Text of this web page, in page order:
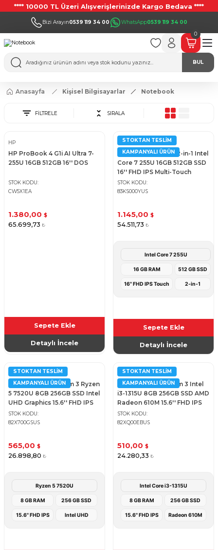
**** 10000 TL Üzeri Alışverişlerinizde Kargo Bedava ****
Bizi Arayın0539 119 34 00 WhatsApp0539 119 34 00
BUL
0
Anasayfa Kişisel Bilgisayarlar Notebook
FİLTRELE SIRALA
HP
HP ProBook 4 G1i AI Ultra 7-
255U 16GB 512GB 16'' DOS
STOK KODU
CW5X1EA
1.380,00 $
65.699,73 ₺
Sepete Ekle
Detaylı İncele
STOKTAN TESLIM
KAMPANYALI ÜRÜN
LENOVO
Lenovo IdeaPad 5i 2-in-1 Intel
Core 7 255U 16GB 512GB SSD
16'' FHD IPS Multi-Touch
Notebook
STOK KODU
83KS000YUS
1.145,00 $
54.511,73 ₺
Intel Core 7 255U
16 GB RAM 512 GB SSD
16" FHD IPS Touch 2-in-1
Sepete Ekle
Detaylı İncele
STOKTAN TESLIM
KAMPANYALI ÜRÜN
LENOVO
Lenovo IdeaPad Slim 3 Ryzen
5 7520U 8GB 256GB SSD Intel
UHD Graphics 15.6'' FHD IPS
Notebook
STOK KODU
82X700GSUS
565,00 $
26.898,80 ₺
Ryzen 5 7520U
8 GB RAM 256 GB SSD
15.6" FHD IPS Intel UHD
STOKTAN TESLIM
KAMPANYALI ÜRÜN
LENOVO
Lenovo IdeaPad Slim 3 Intel
i3-1315U 8GB 256GB SSD AMD
Radeon 610M 15.6'' FHD IPS
Notebook
STOK KODU
82XQ00EBUS
510,00 $
24.280,33 ₺
Intel Core i3-1315U
8 GB RAM 256 GB SSD
15.6" FHD IPS Radeon 610M